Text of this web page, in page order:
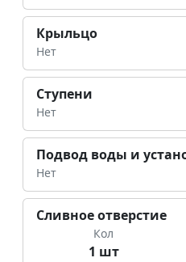
Крыльцо
Нет
Ступени
Нет
Подвод воды и
Нет
Сливное отверстие
Кол
1 шт